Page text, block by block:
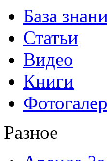
База
Статьи
Видео
Книги
Разное